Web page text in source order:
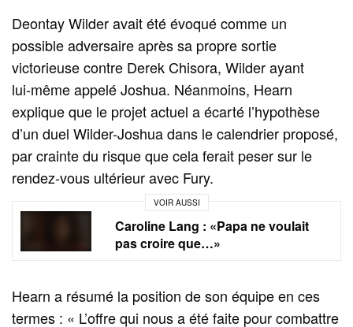
Deontay Wilder avait été évoqué comme un
possible adversaire après sa propre sortie
victorieuse contre Derek Chisora, Wilder ayant
lui‑même appelé Joshua. Néanmoins, Hearn
explique que le projet actuel a écarté l’hypothèse
d’un duel Wilder-Joshua dans le calendrier proposé,
par crainte du risque que cela ferait peser sur le
rendez‑vous ultérieur avec Fury.
VOIR AUSSI
Caroline Lang : «Papa ne voulait
pas croire que…»
Hearn a résumé la position de son équipe en ces
termes : « L’offre qui nous a été faite pour combattre